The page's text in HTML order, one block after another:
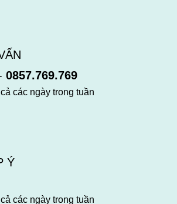
0857.769.769
các ngày trong tuần
Ý
các ngày trong tuần